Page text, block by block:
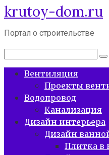
Перейти
к
контенту
krutoy-dom.ru
Портал о строительстве
Поиск:
Вентиляция
Проекты
Водопровод
Канализация
Дизайн интерьера
Дизайн
Плитка в